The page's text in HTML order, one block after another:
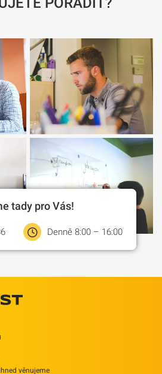
tady pro Vás!
Denně 8:00 – 16:00
věnujeme